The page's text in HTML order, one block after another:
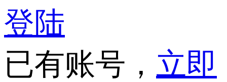
登陆
已有账号， 立即